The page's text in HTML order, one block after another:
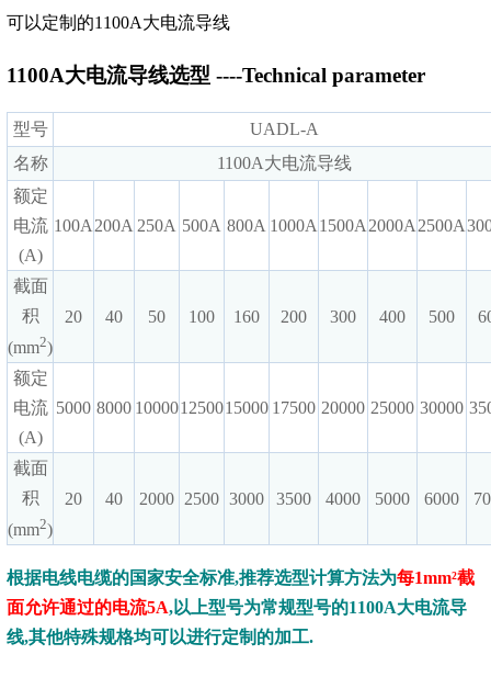
可以定制的1100A大电流导线
1100A大电流导线选型 ----Technical parameter
型号
UADL-A
名称
1100A大电流导线
额定
电流
(A)
100A200A250A 500A 800A 1000A1500A2000A2500A
截面
积
(mm2)
20 40 50 100 160 200 300 400 500
额定
电流
(A)
5000 8000 100001250015000 17500 20000 25000 30000
截面
积
(mm2)
20 40 2000 2500 3000 3500 4000 5000 6000
根据电线电缆的国家安全标准,推荐选型计算方法为每1mm²截
面允许通过的电流5A,以上型号为常规型号的1100A大电流导
线,其他特殊规格均可以进行定制的加工.